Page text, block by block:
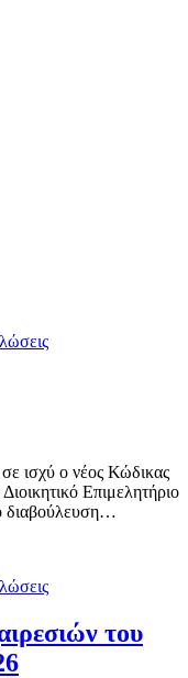
ισχύ ο νέος Κώδικας
Επιμελητήριο
διαβούλευση…
του